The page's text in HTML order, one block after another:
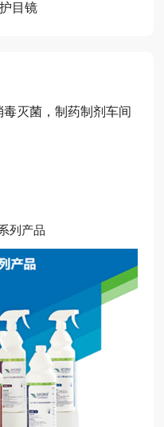
目镜
灭菌，制药制剂车间
列产品